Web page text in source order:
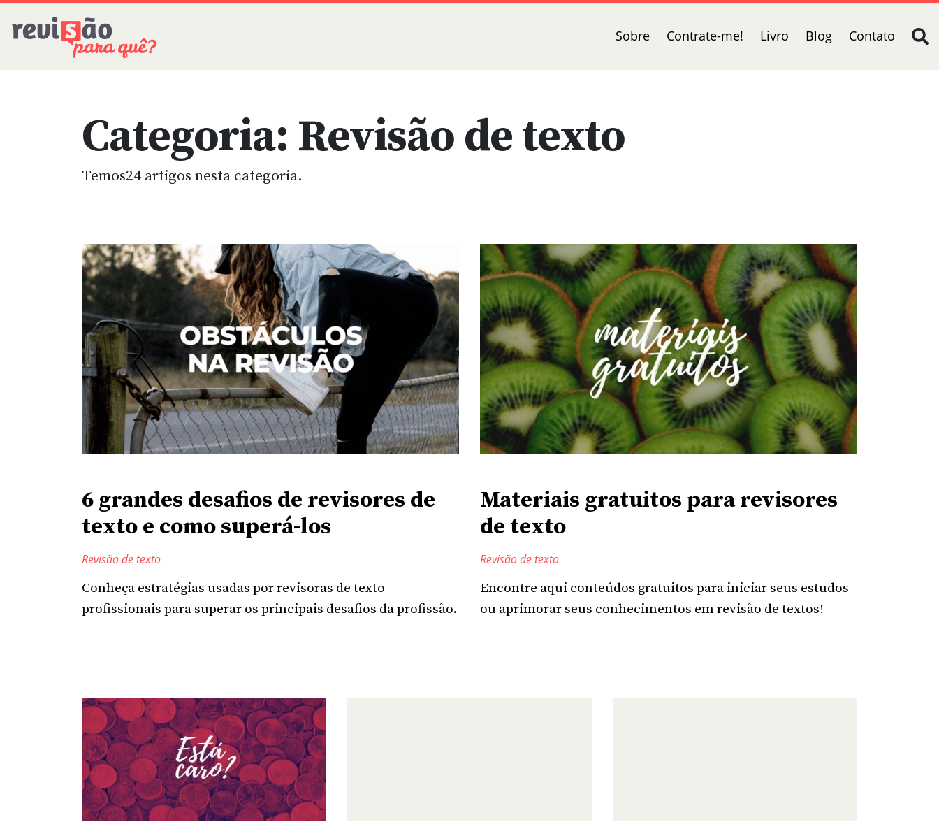
Sobre Contrate-me! Livro Blog Contato
Categoria: Revisão de texto
Temos24 artigos nesta categoria.
6 grandes desafios de revisores de
texto e como superá-los
Revisão de texto
Conheça estratégias usadas por revisoras de texto
profissionais para superar os principais desafios da profissão.
Materiais gratuitos para revisores
de texto
Revisão de texto
Encontre aqui conteúdos gratuitos para iniciar seus estudos
ou aprimorar seus conhecimentos em revisão de textos!